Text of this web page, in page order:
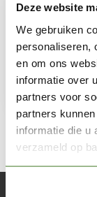
Deze website
We gebruiken
personaliseren,
en om ons
informatie over
partners voor
partners
informatie die u
verzameld op
Oak Autumn
Niet op voorraad